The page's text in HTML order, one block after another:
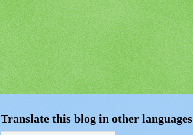
Translate this blog in other languages